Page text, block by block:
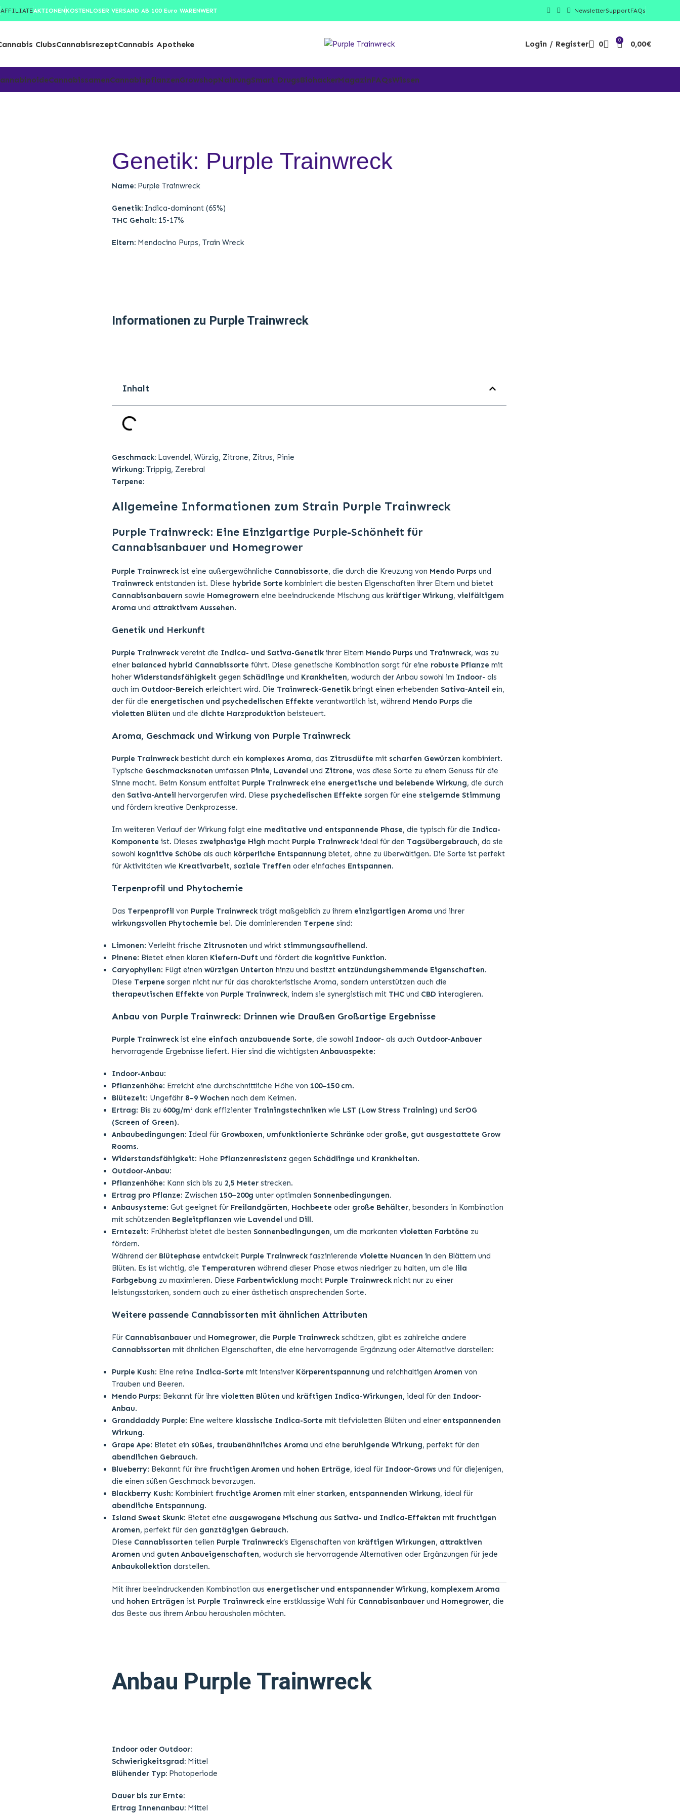
AFFILIATEAKTIONENKOSTENLOSER VERSAND AB 100 Euro WARENWERT NewsletterSupportFAQs
ClubsCannabisrezeptCannabis Apotheke Login / Register 0 0 0,00€
CannabissamenCannabispflanzenGrowshopNahrungSmart DrugsBiohackerMagazinFAQsWissen
Genetik: Purple Trainwreck
Name: Purple Trainwreck
Genetik: Indica-dominant (65%)
THC Gehalt: 15-17%
Eltern: Mendocino Purps, Train Wreck
Informationen zu Purple Trainwreck
Inhalt
Geschmack: Lavendel, Würzig, Zitrone, Zitrus, Pinie
Wirkung: Trippig, Zerebral
Terpene:
Allgemeine Informationen zum Strain Purple Trainwreck
Purple Trainwreck: Eine Einzigartige Purple-Schönheit für
Cannabisanbauer und Homegrower
Purple Trainwreck ist eine außergewöhnliche Cannabissorte, die durch die Kreuzung von Mendo Purps und
Trainwreck entstanden ist. Diese hybride Sorte kombiniert die besten Eigenschaften ihrer Eltern und bietet
Cannabisanbauern sowie Homegrowern eine beeindruckende Mischung aus kräftiger Wirkung, vielfältigem
Aroma und attraktivem Aussehen.
Genetik und Herkunft
Purple Trainwreck vereint die Indica- und Sativa-Genetik ihrer Eltern Mendo Purps und Trainwreck, was zu
einer balanced hybrid Cannabissorte führt. Diese genetische Kombination sorgt für eine robuste Pflanze mit
hoher Widerstandsfähigkeit gegen Schädlinge und Krankheiten, wodurch der Anbau sowohl im Indoor- als
auch im Outdoor-Bereich erleichtert wird. Die Trainwreck-Genetik bringt einen erhebenden Sativa-Anteil ein,
der für die energetischen und psychedelischen Effekte verantwortlich ist, während Mendo Purps die
violetten Blüten und die dichte Harzproduktion beisteuert.
Aroma, Geschmack und Wirkung von Purple Trainwreck
Purple Trainwreck besticht durch ein komplexes Aroma, das Zitrusdüfte mit scharfen Gewürzen kombiniert.
Typische Geschmacksnoten umfassen Pinie, Lavendel und Zitrone, was diese Sorte zu einem Genuss für die
Sinne macht. Beim Konsum entfaltet Purple Trainwreck eine energetische und belebende Wirkung, die durch
den Sativa-Anteil hervorgerufen wird. Diese psychedelischen Effekte sorgen für eine steigernde Stimmung
und fördern kreative Denkprozesse.
Im weiteren Verlauf der Wirkung folgt eine meditative und entspannende Phase, die typisch für die Indica-
Komponente ist. Dieses zweiphasige High macht Purple Trainwreck ideal für den Tagsübergebrauch, da sie
sowohl kognitive Schübe als auch körperliche Entspannung bietet, ohne zu überwältigen. Die Sorte ist perfekt
für Aktivitäten wie Kreativarbeit, soziale Treffen oder einfaches Entspannen.
Terpenprofil und Phytochemie
Das Terpenprofil von Purple Trainwreck trägt maßgeblich zu ihrem einzigartigen Aroma und ihrer
wirkungsvollen Phytochemie bei. Die dominierenden Terpene sind:
Limonen: Verleiht frische Zitrusnoten und wirkt stimmungsaufhellend.
Pinene: Bietet einen klaren Kiefern-Duft und fördert die kognitive Funktion.
Caryophyllen: Fügt einen würzigen Unterton hinzu und besitzt entzündungshemmende Eigenschaften.
Diese Terpene sorgen nicht nur für das charakteristische Aroma, sondern unterstützen auch die
therapeutischen Effekte von Purple Trainwreck, indem sie synergistisch mit THC und CBD interagieren.
Anbau von Purple Trainwreck: Drinnen wie Draußen Großartige Ergebnisse
Purple Trainwreck ist eine einfach anzubauende Sorte, die sowohl Indoor- als auch Outdoor-Anbauer
hervorragende Ergebnisse liefert. Hier sind die wichtigsten Anbauaspekte:
Indoor-Anbau:
Pflanzenhöhe: Erreicht eine durchschnittliche Höhe von 100–150 cm.
Blütezeit: Ungefähr 8–9 Wochen nach dem Keimen.
Ertrag: Bis zu 600g/m² dank effizienter Trainingstechniken wie LST (Low Stress Training) und ScrOG
(Screen of Green).
Anbaubedingungen: Ideal für Growboxen, umfunktionierte Schränke oder große, gut ausgestattete Grow
Rooms.
Widerstandsfähigkeit: Hohe Pflanzenresistenz gegen Schädlinge und Krankheiten.
Outdoor-Anbau:
Pflanzenhöhe: Kann sich bis zu 2,5 Meter strecken.
Ertrag pro Pflanze: Zwischen 150–200g unter optimalen Sonnenbedingungen.
Anbausysteme: Gut geeignet für Freilandgärten, Hochbeete oder große Behälter, besonders in Kombination
mit schützenden Begleitpflanzen wie Lavendel und Dill.
Erntezeit: Frühherbst bietet die besten Sonnenbedingungen, um die markanten violetten Farbtöne zu
fördern.
Während der Blütephase entwickelt Purple Trainwreck faszinierende violette Nuancen in den Blättern und
Blüten. Es ist wichtig, die Temperaturen während dieser Phase etwas niedriger zu halten, um die lila
Farbgebung zu maximieren. Diese Farbentwicklung macht Purple Trainwreck nicht nur zu einer
leistungsstarken, sondern auch zu einer ästhetisch ansprechenden Sorte.
Weitere passende Cannabissorten mit ähnlichen Attributen
Für Cannabisanbauer und Homegrower, die Purple Trainwreck schätzen, gibt es zahlreiche andere
Cannabissorten mit ähnlichen Eigenschaften, die eine hervorragende Ergänzung oder Alternative darstellen:
Purple Kush: Eine reine Indica-Sorte mit intensiver Körperentspannung und reichhaltigen Aromen von
Trauben und Beeren.
Mendo Purps: Bekannt für ihre violetten Blüten und kräftigen Indica-Wirkungen, ideal für den Indoor-
Anbau.
Granddaddy Purple: Eine weitere klassische Indica-Sorte mit tiefvioletten Blüten und einer entspannenden
Wirkung.
Grape Ape: Bietet ein süßes, traubenähnliches Aroma und eine beruhigende Wirkung, perfekt für den
abendlichen Gebrauch.
Blueberry: Bekannt für ihre fruchtigen Aromen und hohen Erträge, ideal für Indoor-Grows und für diejenigen,
die einen süßen Geschmack bevorzugen.
Blackberry Kush: Kombiniert fruchtige Aromen mit einer starken, entspannenden Wirkung, ideal für
abendliche Entspannung.
Island Sweet Skunk: Bietet eine ausgewogene Mischung aus Sativa- und Indica-Effekten mit fruchtigen
Aromen, perfekt für den ganztägigen Gebrauch.
Diese Cannabissorten teilen Purple Trainwreck’s Eigenschaften von kräftigen Wirkungen, attraktiven
Aromen und guten Anbaueigenschaften, wodurch sie hervorragende Alternativen oder Ergänzungen für jede
Anbaukollektion darstellen.
Mit ihrer beeindruckenden Kombination aus energetischer und entspannender Wirkung, komplexem Aroma
und hohen Erträgen ist Purple Trainwreck eine erstklassige Wahl für Cannabisanbauer und Homegrower, die
das Beste aus ihrem Anbau herausholen möchten.
Anbau Purple Trainwreck
Indoor oder Outdoor:
Schwierigkeitsgrad: Mittel
Blühender Typ: Photoperiode
Dauer bis zur Ernte:
Ertrag Innenanbau: Mittel
Growtalk